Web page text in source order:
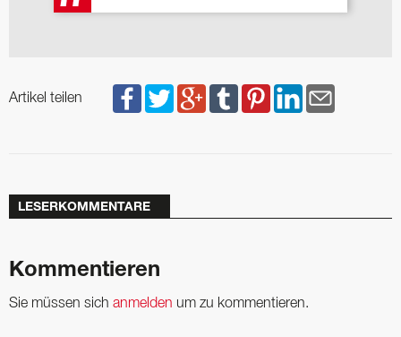
Artikel teilen
LESERKOMMENTARE
Kommentieren
Sie müssen sich anmelden um zu kommentieren.